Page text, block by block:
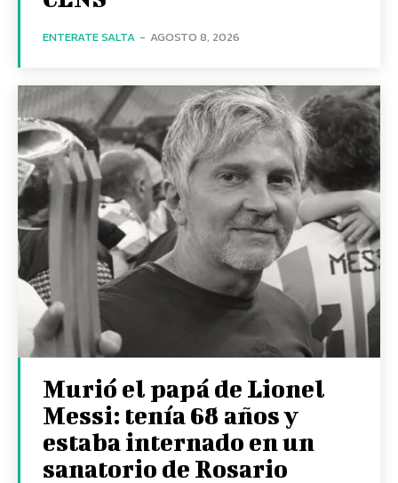
ENTERATE SALTA - AGOSTO 8, 2026
Murió el papá de Lionel
Messi: tenía 68 años y
estaba internado en un
sanatorio de Rosario